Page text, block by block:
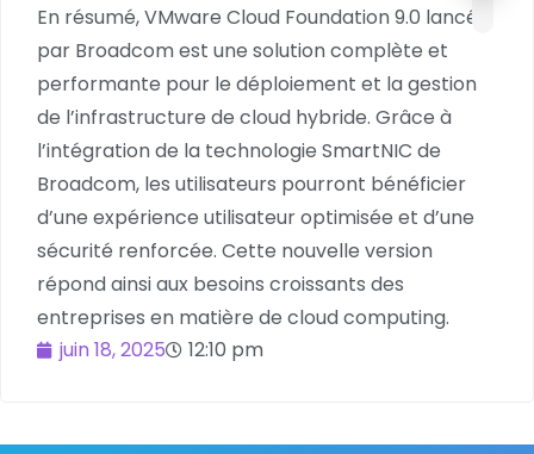
En résumé, VMware Cloud Foundation 9.0 lancée
par Broadcom est une solution complète et
performante pour le déploiement et la gestion
de l’infrastructure de cloud hybride. Grâce à
l’intégration de la technologie SmartNIC de
Broadcom, les utilisateurs pourront bénéficier
d’une expérience utilisateur optimisée et d’une
sécurité renforcée. Cette nouvelle version
répond ainsi aux besoins croissants des
entreprises en matière de cloud computing.
juin 18, 2025
12:10 pm